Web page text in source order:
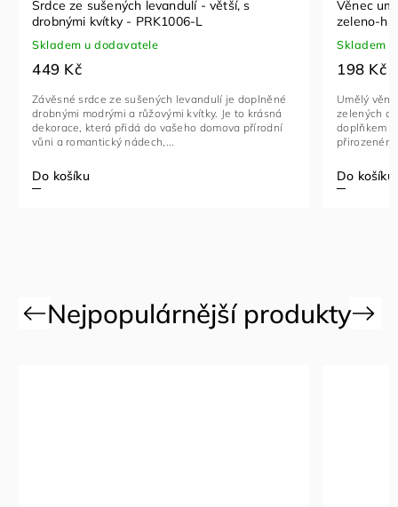
Srdce ze sušených levandulí - větší, s
drobnými kvítky - PRK1006-L
Skladem u dodavatele
449 Kč
Do košíku
Závěsné srdce ze sušených levandulí je doplněné
drobnými modrými a růžovými kvítky. Je to krásná
dekorace, která přidá do vašeho domova přírodní
vůni a romantický nádech,...
Věnec
zeleno-
Skladem
198 Kč
Do košíku
Umělý
zelených
doplňkem
Previous Next